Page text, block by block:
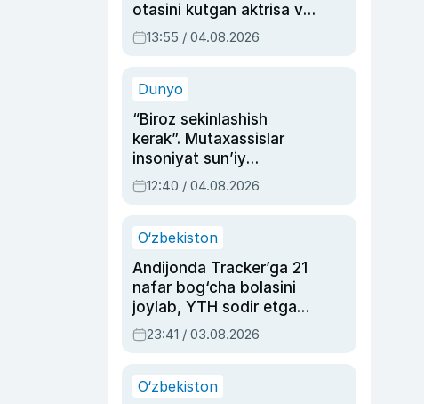
otasini kutgan aktrisa va
dublyaj ustasi Rimma
Ahmedovaning
13:55 / 04.08.2026
Dunyo
“Biroz sekinlashish
kerak”. Mutaxassislar
insoniyat sun’iy
intellektni boshqara
olmay qolishidan xavotir
12:40 / 04.08.2026
O‘zbekiston
Andijonda Tracker’ga 21
nafar bog‘cha bolasini
joylab, YTH sodir etgan
ayolga sud hukmi o‘qildi
23:41 / 03.08.2026
O‘zbekiston